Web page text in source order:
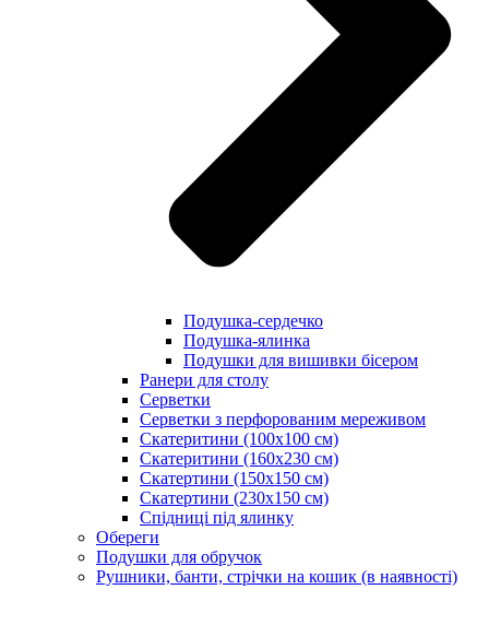
Подушка-сердечко
Подушка-ялинка
Подушки для вишивки бісером
Ранери для столу
Серветки
Серветки з перфорованим мереживом
Скатеритини (100х100 см)
Скатеритини (160х230 см)
Скатертини (150х150 см)
Скатертини (230х150 см)
Спідниці під ялинку
Обереги
Подушки для обручок
Рушники, банти, стрічки на кошик (в наявності)